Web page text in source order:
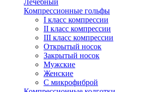
Лечебный
Компрессионные гольфы
I класс компрессии
II класс компрессии
III класс компрессии
Открытый носок
Закрытый носок
Мужские
Женские
С микрофиброй